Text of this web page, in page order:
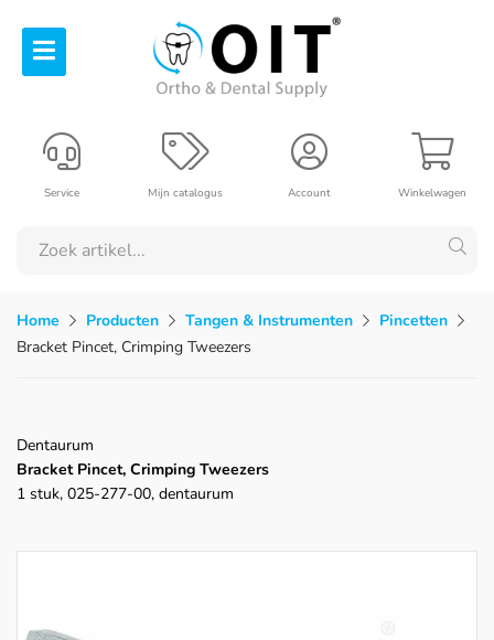
Winkelwagen
Account
Mijn catalogus
Service
Home Producten Tangen & Instrumenten
Pincetten
Bracket Pincet, Crimping Tweezers
Dentaurum
Bracket Pincet, Crimping Tweezers
1 stuk, 025-277-00, dentaurum